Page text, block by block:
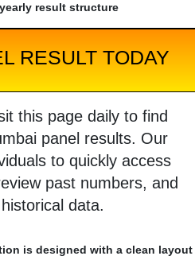
result structure
RESULT TODAY
this page daily to find
panel results. Our
to quickly access
past numbers, and
data.
is designed with a clean layout